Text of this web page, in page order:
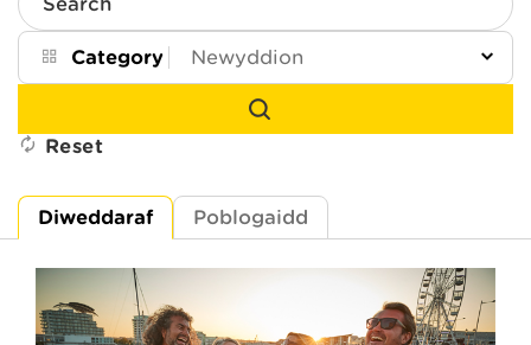
Search
Category
Reset
Diweddaraf Poblogaidd